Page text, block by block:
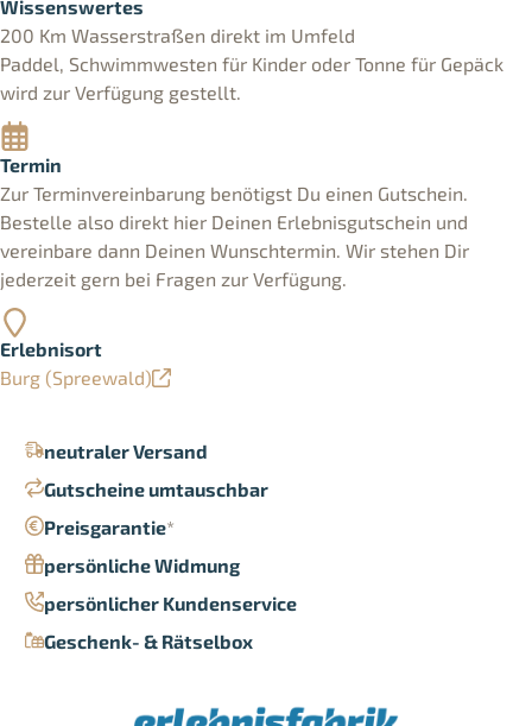
neutraler Versand
Gutscheine umtauschbar
Preisgarantie*
persönliche Widmung
persönlicher Kundenservice
Geschenk- & Rätselbox
Wissenswertes
200 Km Wasserstraßen direkt im Umfeld
Paddel, Schwimmwesten für Kinder oder Tonne für Gepäck
wird zur Verfügung gestellt.
Termin
Zur Terminvereinbarung benötigst Du einen Gutschein.
Bestelle also direkt hier Deinen Erlebnisgutschein und
vereinbare dann Deinen Wunschtermin. Wir stehen Dir
jederzeit gern bei Fragen zur Verfügung.
Erlebnisort
Burg (Spreewald)